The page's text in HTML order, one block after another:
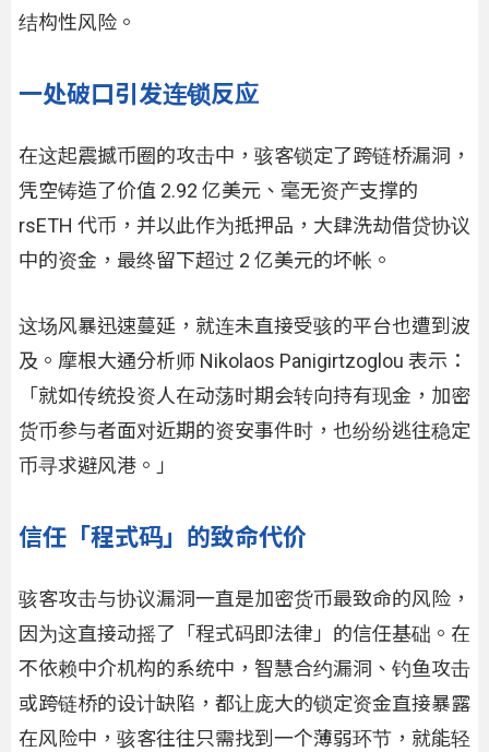
结构性风险。
一处破口引发连锁反应
在这起震撼币圈的攻击中，骇客锁定了跨链桥漏洞，
凭空铸造了价值 2.92 亿美元、毫无资产支撑的
rsETH 代币，并以此作为抵押品，大肆洗劫借贷协议
中的资金，最终留下超过 2 亿美元的坏帐。
这场风暴迅速蔓延，就连未直接受骇的平台也遭到波
及。摩根大通分析师 Nikolaos Panigirtzoglou 表示：
「就如传统投资人在动荡时期会转向持有现金，加密
货币参与者面对近期的资安事件时，也纷纷逃往稳定
币寻求避风港。」
信任「程式码」的致命代价
骇客攻击与协议漏洞一直是加密货币最致命的风险，
因为这直接动摇了「程式码即法律」的信任基础。在
不依赖中介机构的系统中，智慧合约漏洞、钓鱼攻击
或跨链桥的设计缺陷，都让庞大的锁定资金直接暴露
在风险中，骇客往往只需找到一个薄弱环节，就能轻